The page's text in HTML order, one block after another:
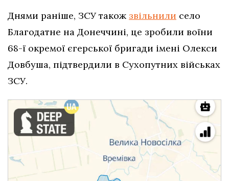
Днями раніше, ЗСУ також звільнили село
Благодатне на Донеччині, це зробили воїни
68-ї окремої єгерської бригади імені Олекси
Довбуша, підтвердили в Сухопутних військах
ЗСУ.